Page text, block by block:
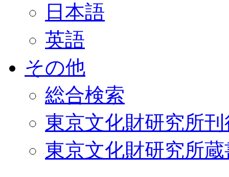
日本語
英語
その他
総合検索
東京文化財研究所
東京文化財研究所